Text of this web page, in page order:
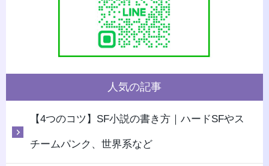
人気の記事
【4つのコツ】SF小説の書き方｜ハードSFやス
チームパンク、世界系など